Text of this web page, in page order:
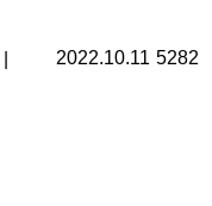
2022.10.11 5282